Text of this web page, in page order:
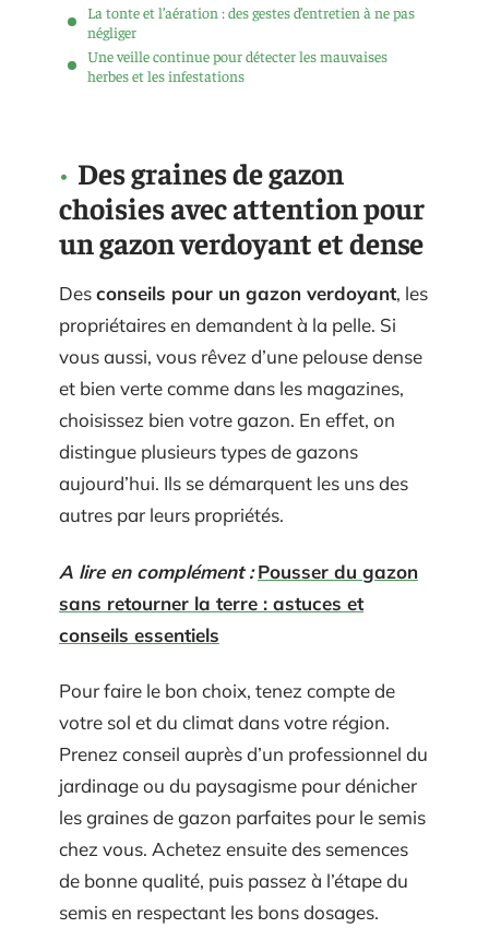
La tonte et l’aération : des gestes d’entretien à ne pas
négliger
Une veille continue pour détecter les mauvaises
herbes et les infestations
Des graines de gazon
choisies avec attention pour
un gazon verdoyant et dense
Desconseils pour un gazon verdoyant, les
propriétaires en demandent à la pelle. Si
vous aussi, vous rêvez d’une pelouse dense
et bien verte comme dans les magazines,
choisissez bien votre gazon. En effet, on
distingue plusieurs types de gazons
aujourd’hui. Ils se démarquent les uns des
autres par leurs propriétés.
A lire en complément : Pousser du gazon
sans retourner la terre : astuces et
conseils essentiels
Pour faire le bon choix, tenez compte de
votre sol et du climat dans votre région.
Prenez conseil auprès d’un professionnel du
jardinage ou du paysagisme pour dénicher
les graines de gazon parfaites pour le semis
chez vous. Achetez ensuite des semences
de bonne qualité, puis passez à l’étape du
semis en respectant les bons dosages.